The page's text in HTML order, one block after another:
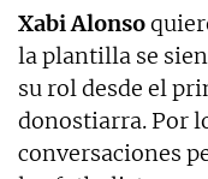
Xabi Alonso
la plantilla se
su rol desde el
donostiarra. Por
conversaciones